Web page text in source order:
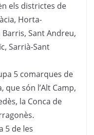
els districtes de
Horta-
Sant Andreu,
Sarrià-Sant
5 comarques de
que són l’Alt Camp,
la Conca de
5 de les